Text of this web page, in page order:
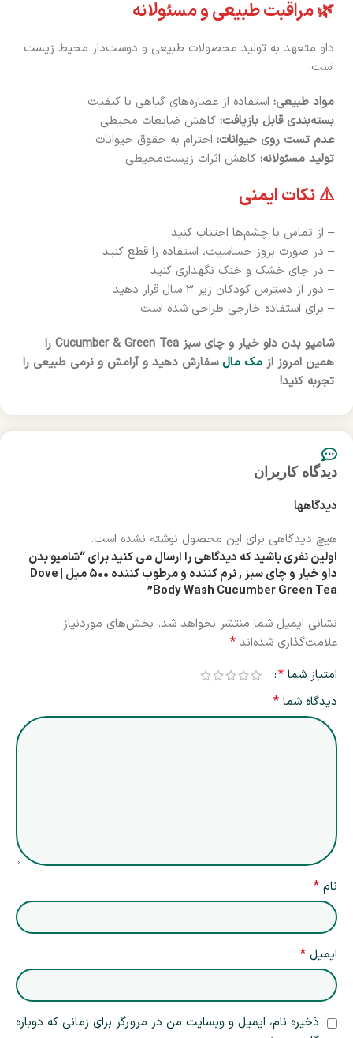
🌿 مراقبت طبیعی و مسئولانه
داو متعهد به تولید محصولات طبیعی و دوست‌دار محیط زیست
است:
مواد طبیعی: استفاده از عصاره‌های گیاهی با کیفیت
بسته‌بندی قابل بازیافت: کاهش ضایعات محیطی
عدم تست روی حیوانات: احترام به حقوق حیوانات
تولید مسئولانه: کاهش اثرات زیست‌محیطی
⚠️ نکات ایمنی
– از تماس با چشم‌ها اجتناب کنید
– در صورت بروز حساسیت، استفاده را قطع کنید
– در جای خشک و خنک نگهداری کنید
– دور از دسترس کودکان زیر 3 سال قرار دهید
– برای استفاده خارجی طراحی شده است
شامپو بدن داو خیار و چای سبز Cucumber & Green Tea را
همین امروز از مک مالسفارش دهید و آرامش و نرمی طبیعی را
تجربه کنید!
دیدگاه کاربران
دیدگاهها
هیچ دیدگاهی برای این محصول نوشته نشده است.
اولین نفری باشید که دیدگاهی را ارسال می کنید برای “شامپو بدن
داو خیار و چای سبز , نرم کننده و مرطوب کننده 500 میل | Dove
Body Wash Cucumber Green Tea”
نشانی ایمیل شما منتشر نخواهد شد. بخش‌های موردنیاز
علامت‌گذاری شده‌اند *
امتیاز شما *
دیدگاه شما *
نام *
ایمیل *
ذخیره نام، ایمیل و وبسایت من در مرورگر برای زمانی که دوباره